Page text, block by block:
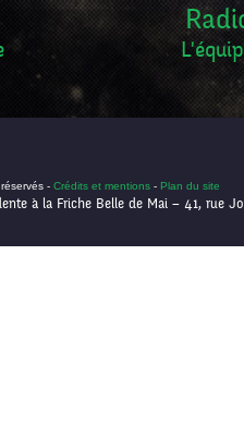
- Crédits et mentions - Plan du site
à la Friche Belle de Mai – 41, rue